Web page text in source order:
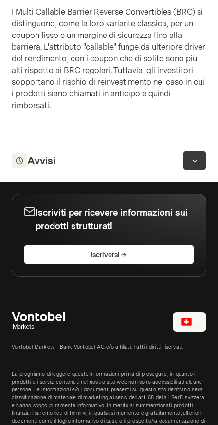
I Multi Callable Barrier Reverse Convertibles (BRC) si
distinguono, come la loro variante classica, per un
coupon fisso e un margine di sicurezza fino alla
barriera. L'attributo "callable" funge da ulteriore driver
del rendimento, con i coupon che di solito sono più
alti rispetto ai BRC regolari. Tuttavia, gli investitori
sopportano il rischio di reinvestimento nel caso in cui
i prodotti siano chiamati in anticipo e quindi
rimborsati.
Avvisi
Iscriviti per ricevere informazioni sui
prodotti strutturati
Iscriversi
Vontobel Markets - Bank Vontobel AG e/o affiliati. Tutti i diritti riservati.
La preghiamo di leggere queste informazioni prima di proseguire, in quanto i
prodotti e i servizi contenuti nel nostro sito web non sono accessibili ad alcune
persone. Le informazioni e/o i documenti presenti su questo sito rientrano nella
classificazione di materiale di marketing ai sensi dell’art. 68 della LSerFi svizzera
e hanno scopo puramente informativo. In merito ai summenzionati prodotti
finanziari saremo lieti di fornirvi, in qualsiasi momento e gratuitamente, ulteriori
documenti come il foglio informativo di base o il prospetto/la documentazione di